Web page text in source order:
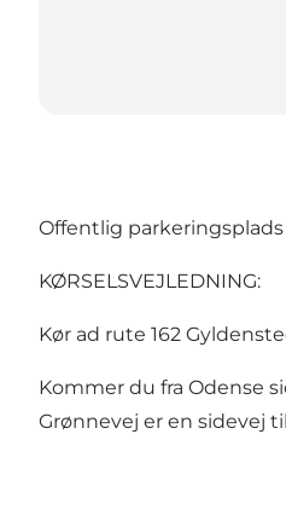
Offentlig
KØRSELSVEJLEDNING:
Kør ad rute 162
Kommer du fra Odense
Grønnevej er en sidevej